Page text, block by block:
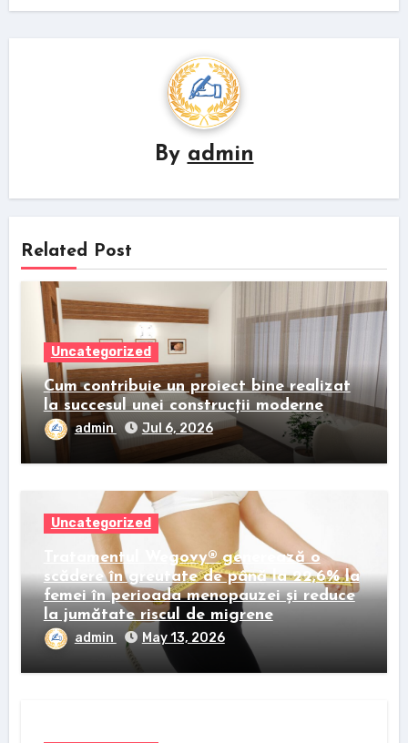
By admin
Related Post
Uncategorized
Cum contribuie un proiect bine realizat
la succesul unei construcții moderne
admin Jul 6, 2026
Uncategorized
Tratamentul Wegovy® generează o
scădere în greutate de până la 22,6% la
femei în perioada menopauzei și reduce
la jumătate riscul de migrene
admin May 13, 2026